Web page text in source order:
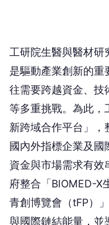
工研院生醫與醫材研
是驅動產業創新的重
往需要跨越資金、技
等多重挑戰。為此，
新跨域合作平台」，
國內外指標企業及國
資金與市場需求有效
府整合「BIOMED-X
青創博覽會（tFP）
與國際鏈結能量，並